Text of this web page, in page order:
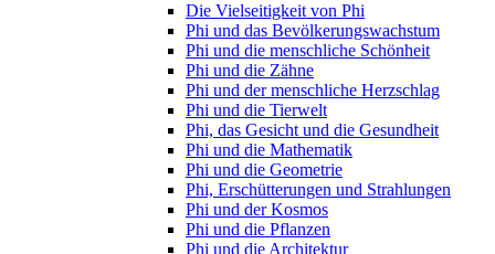
Die Vielseitigkeit von Phi
Phi und das Bevölkerungswachstum
Phi und die menschliche Schönheit
Phi und die Zähne
Phi und der menschliche Herzschlag
Phi und die Tierwelt
Phi, das Gesicht und die Gesundheit
Phi und die Mathematik
Phi und die Geometrie
Phi, Erschütterungen und Strahlungen
Phi und der Kosmos
Phi und die Pflanzen
Phi und die Architektur